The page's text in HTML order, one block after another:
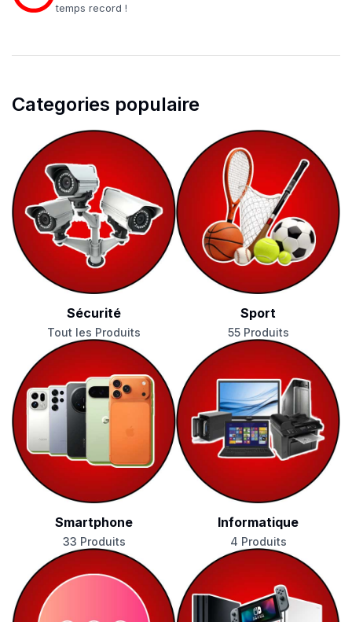
temps record !
Categories populaire
Sécurité
Tout les Produits
Sport
55 Produits
Smartphone
33 Produits
Informatique
4 Produits